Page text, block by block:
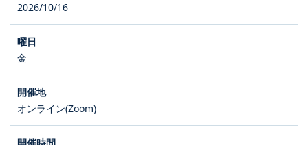
2026/10/16
金
オンライン(Zoom)